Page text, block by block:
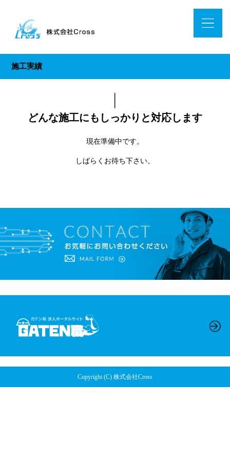
施工実績
どんな施工にもしっかりと対応します
現在準備中です。
しばらくお待ち下さい。
Copyright (C) 株式会社Cross